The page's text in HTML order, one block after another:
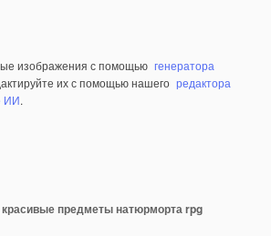
изображения с помощью генератора
их с помощью нашего редактора
ИИ.
предметы натюрморта rpg